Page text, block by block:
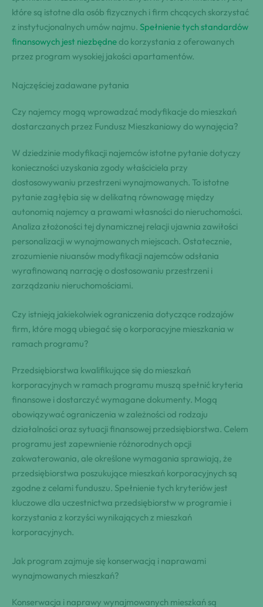
które są istotne dla osób fizycznych i firm chcących skorzystać
z instytucjonalnych umów najmu. Spełnienie tych standardów
finansowych jest niezbędne do korzystania z oferowanych
przez program wysokiej jakości apartamentów.
Najczęściej zadawane pytania
Czy najemcy mogą wprowadzać modyfikacje do mieszkań
dostarczanych przez Fundusz Mieszkaniowy do wynajęcia?
W dziedzinie modyfikacji najemców istotne pytanie dotyczy
konieczności uzyskania zgody właściciela przy
dostosowywaniu przestrzeni wynajmowanych. To istotne
pytanie zagłębia się w delikatną równowagę między
autonomią najemcy a prawami własności do nieruchomości.
Analiza złożoności tej dynamicznej relacji ujawnia zawiłości
personalizacji w wynajmowanych miejscach. Ostatecznie,
zrozumienie niuansów modyfikacji najemców odsłania
wyrafinowaną narrację o dostosowaniu przestrzeni i
zarządzaniu nieruchomościami.
Czy istnieją jakiekolwiek ograniczenia dotyczące rodzajów
firm, które mogą ubiegać się o korporacyjne mieszkania w
ramach programu?
Przedsiębiorstwa kwalifikujące się do mieszkań
korporacyjnych w ramach programu muszą spełnić kryteria
finansowe i dostarczyć wymagane dokumenty. Mogą
obowiązywać ograniczenia w zależności od rodzaju
działalności oraz sytuacji finansowej przedsiębiorstwa. Celem
programu jest zapewnienie różnorodnych opcji
zakwaterowania, ale określone wymagania sprawiają, że
przedsiębiorstwa poszukujące mieszkań korporacyjnych są
zgodne z celami funduszu. Spełnienie tych kryteriów jest
kluczowe dla uczestnictwa przedsiębiorstw w programie i
korzystania z korzyści wynikających z mieszkań
korporacyjnych.
Jak program zajmuje się konserwacją i naprawami
wynajmowanych mieszkań?
Konserwacja i naprawy wynajmowanych mieszkań są